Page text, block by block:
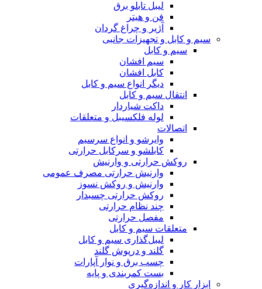
لیبل تابلو برق
فن و هیتر
آژیر و چراغ گردان
سیم و کابل و تجهیزات جانبی
سیم و کابل
سیم افشان
کابل افشان
دیگر انواع سیم و کابل
انتقال سیم و کابل
داکت شیاردار
لوله فلکسیبل و متعلقات
اتصالات
وایرشو و انواع سرسیم
کابلشو و سرکابل حرارتی
روکش حرارتی و وارنیش
وارنیش حرارتی مصرف عمومی
وارنیش و روکش نسوز
روکش حرارتی چسبدار
چند نظام حرارتی
مفصل حرارتی
متعلقات سیم و کابل
لیبل‌گذاری سیم و کابل
گلند و درپوش گلند
چسب برق و نوار آپارات
بست کمربندی و پایه
ابزار کار و اندازه‌گیری